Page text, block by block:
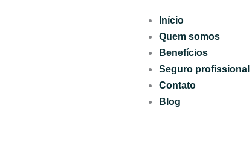
Início
Quem somos
Benefícios
Seguro profissional
Contato
Blog